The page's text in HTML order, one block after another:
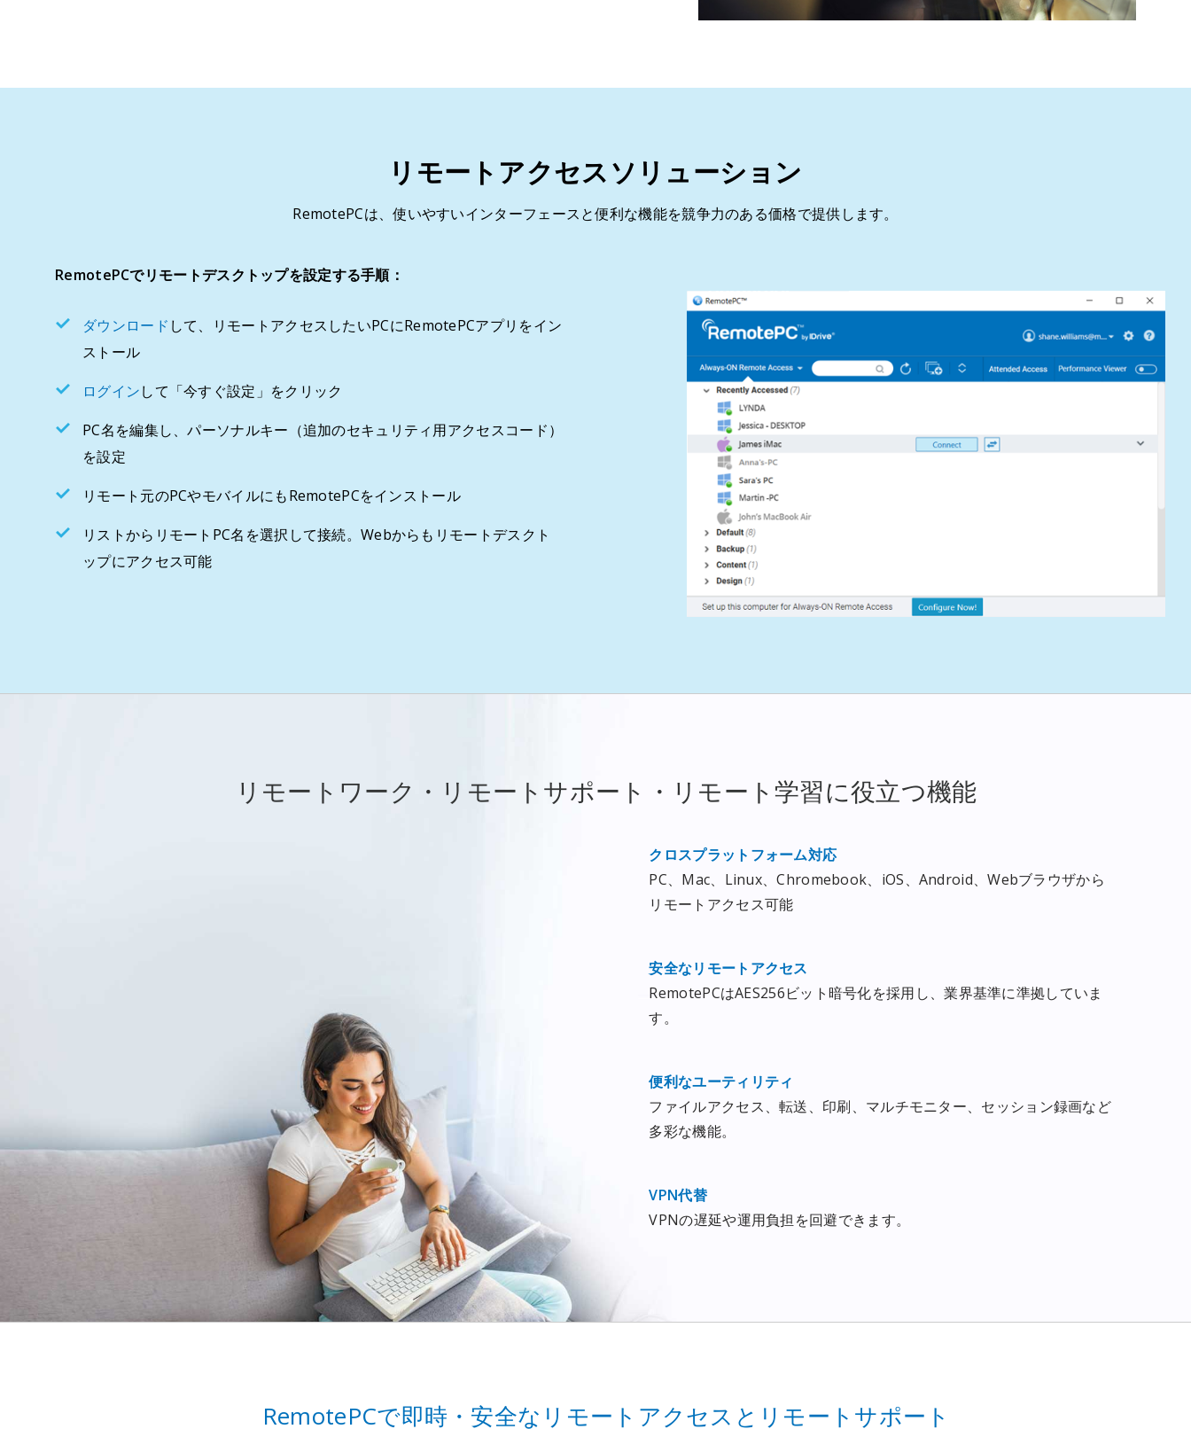
リモートアクセスソリューション
RemotePCは、使いやすいインターフェースと便利な機能を競争力のある価格で提供します。
RemotePCでリモートデスクトップを設定する手順：
ダウンロード して、リモートアクセスしたいPCにRemotePCアプリをイン
ストール
ログインして「今すぐ設定」をクリック
PC名を編集し、パーソナルキー（追加のセキュリティ用アクセスコード）
を設定
リモート元のPCやモバイルにもRemotePCをインストール
リストからリモートPC名を選択して接続。Webからもリモートデスクト
ップにアクセス可能
リモートワーク・リモートサポート・リモート学習に役立つ機能
クロスプラットフォーム対応
PC、Mac、Linux、Chromebook、iOS、Android、Webブラウザから
リモートアクセス可能
安全なリモートアクセス
RemotePCはAES256ビット暗号化を採用し、業界基準に準拠していま
す。
便利なユーティリティ
ファイルアクセス、転送、印刷、マルチモニター、セッション録画など
多彩な機能。
VPN代替
VPNの遅延や運用負担を回避できます。
RemotePCで即時・安全なリモートアクセスとリモートサポート